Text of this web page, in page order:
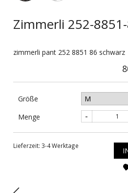
Zimmerli 252-
zimmerli pant 252 8851 86 schwarz
Größe
Menge
-
Lieferzeit: 3-4 Werktage